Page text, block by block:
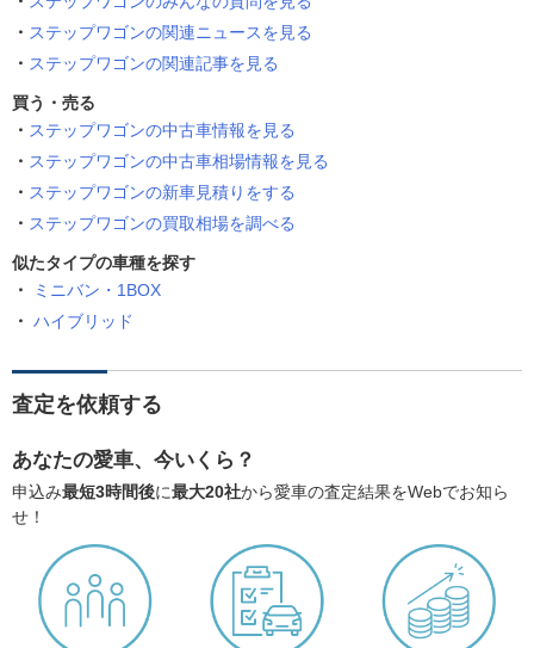
ステップワゴンの関連ニュースを見る
ステップワゴンの関連記事を見る
買う・売る
ステップワゴンの中古車情報を見る
ステップワゴンの中古車相場情報を見る
ステップワゴンの新車見積りをする
ステップワゴンの買取相場を調べる
似たタイプの車種を探す
ミニバン・1BOX
ハイブリッド
査定を依頼する
あなたの愛車、今いくら？
申込み最短3時間後に最大20社から愛車の査定結果をWebでお知ら
せ！